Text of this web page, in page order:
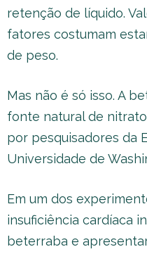
retenção de líquido.
fatores costumam
de peso.
Mas não é só isso. A
fonte natural de
por pesquisadores da
Universidade de
Em um dos
insuficiência cardíaca
beterraba e